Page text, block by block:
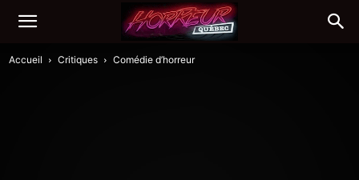
Accueil Critiques Comédie d’horreur